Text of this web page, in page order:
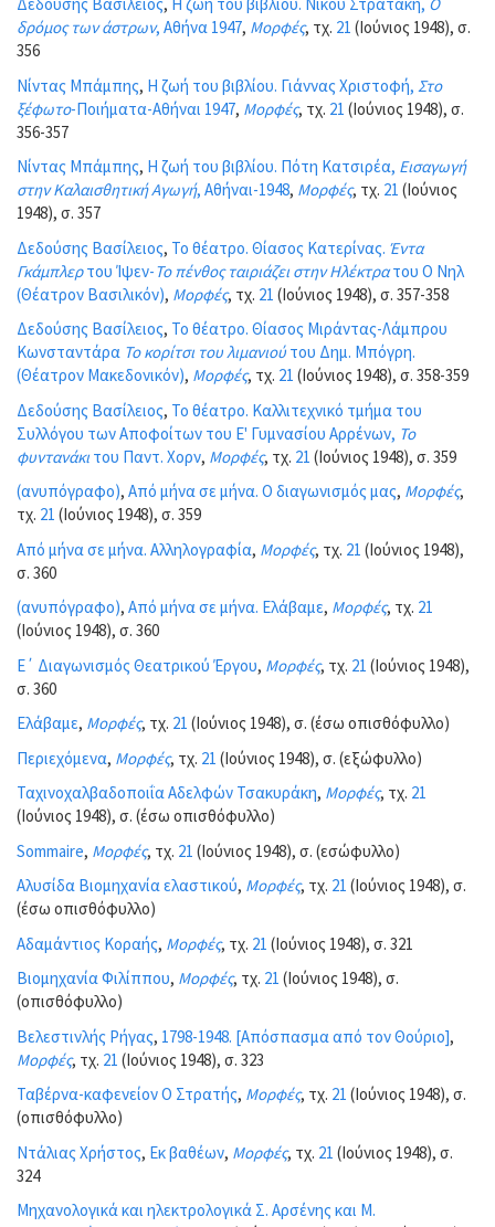
δρόμος των άστρων, Αθήνα 1947, Μορφές, τχ. 21 (Ιούνιος 1948), σ.
356
Νίντας Μπάμπης, Η ζωή του βιβλίου. Γιάννας Χριστοφή, Στο
ξέφωτο-Ποιήματα-Αθήναι 1947, Μορφές, τχ. 21 (Ιούνιος 1948), σ.
356-357
Νίντας Μπάμπης, Η ζωή του βιβλίου. Πότη Κατσιρέα, Εισαγωγή
στην Καλαισθητική Αγωγή, Αθήναι-1948, Μορφές, τχ. 21 (Ιούνιος
1948), σ. 357
Δεδούσης Βασίλειος, Το θέατρο. Θίασος Κατερίνας. Έντα
Γκάμπλερτου Ίψεν-Το πένθος ταιριάζει στην Ηλέκτρατου Ο Νηλ
(Θέατρον Βασιλικόν), Μορφές, τχ. 21 (Ιούνιος 1948), σ. 357-358
Δεδούσης Βασίλειος, Το θέατρο. Θίασος Μιράντας-Λάμπρου
Κωνσταντάρα Το κορίτσι του λιμανιού του Δημ. Μπόγρη.
(Θέατρον Μακεδονικόν), Μορφές, τχ. 21 (Ιούνιος 1948), σ. 358-359
Δεδούσης Βασίλειος, Το θέατρο. Καλλιτεχνικό τμήμα του
Συλλόγου των Αποφοίτων του Ε' Γυμνασίου Αρρένων, Το
φυντανάκι του Παντ. Χορν, Μορφές, τχ. 21 (Ιούνιος 1948), σ. 359
(ανυπόγραφο), Από μήνα σε μήνα. Ο διαγωνισμός μας, Μορφές,
τχ. 21 (Ιούνιος 1948), σ. 359
Από μήνα σε μήνα. Αλληλογραφία, Μορφές, τχ. 21 (Ιούνιος 1948),
σ. 360
(ανυπόγραφο), Από μήνα σε μήνα. Ελάβαμε, Μορφές, τχ. 21
(Ιούνιος 1948), σ. 360
Ε΄ Διαγωνισμός Θεατρικού Έργου, Μορφές, τχ. 21 (Ιούνιος 1948),
σ. 360
Ελάβαμε, Μορφές, τχ. 21 (Ιούνιος 1948), σ. (έσω οπισθόφυλλο)
Περιεχόμενα, Μορφές, τχ. 21 (Ιούνιος 1948), σ. (εξώφυλλο)
Ταχινοχαλβαδοποιΐα Αδελφών Τσακυράκη, Μορφές, τχ. 21
(Ιούνιος 1948), σ. (έσω οπισθόφυλλο)
Sommaire, Μορφές, τχ. 21 (Ιούνιος 1948), σ. (εσώφυλλο)
Αλυσίδα Βιομηχανία ελαστικού, Μορφές, τχ. 21 (Ιούνιος 1948), σ.
(έσω οπισθόφυλλο)
Αδαμάντιος Κοραής, Μορφές, τχ. 21 (Ιούνιος 1948), σ. 321
Βιομηχανία Φιλίππου, Μορφές, τχ. 21 (Ιούνιος 1948), σ.
(οπισθόφυλλο)
Βελεστινλής Ρήγας, 1798-1948. [Απόσπασμα από τον Θούριο],
Μορφές, τχ. 21 (Ιούνιος 1948), σ. 323
Ταβέρνα-καφενείον Ο Στρατής, Μορφές, τχ. 21 (Ιούνιος 1948), σ.
(οπισθόφυλλο)
Ντάλιας Χρήστος, Εκ βαθέων, Μορφές, τχ. 21 (Ιούνιος 1948), σ.
324
Μηχανολογικά και ηλεκτρολογικά Σ. Αρσένης και Μ.